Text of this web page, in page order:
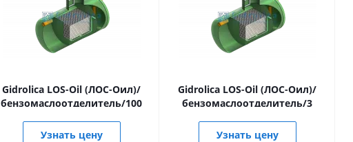
Gidrolica LOS-Oil (ЛОС-Оил)/
бензомаслоотделитель/100
Узнать цену
Gidrolica LOS-Oil (ЛОС-Оил)/
бензомаслоотделитель/3
Узнать цену